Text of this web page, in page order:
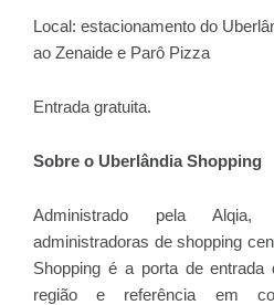
Local: estacionamento do
ao Zenaide e Parô Pizza
Entrada gratuita.
Sobre o Uberlândia Shopping
Administrado pela
administradoras de shopping
Shopping é a porta de
região e referência em